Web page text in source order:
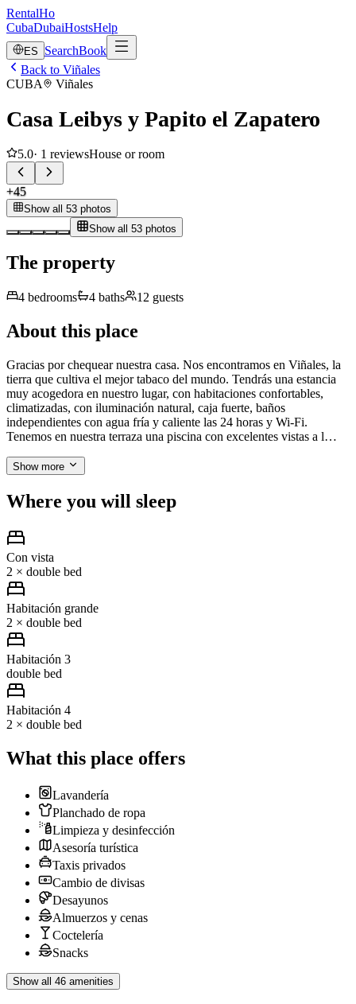
RentalHo
CubaDubaiHostsHelp
ES SearchBook
Back to Viñales
CUBA
Viñales
Casa Leibys y Papito el Zapatero
5.0· 1 reviewsHouse or room
+45
Show all 53 photos
Show all 53 photos
The property
4 bedrooms 4 baths 12 guests
About this place
Gracias por chequear nuestra casa. Nos encontramos en Viñales, la
tierra que cultiva el mejor tabaco del mundo. Tendrás una estancia
muy acogedora en nuestro lugar, con habitaciones confortables,
climatizadas, con iluminación natural, caja fuerte, baños
independientes con agua fría y caliente las 24 horas y Wi-Fi.
Tenemos en nuestra terraza una piscina con excelentes vistas a l…
Show more
Where you will sleep
Con vista
2 × double bed
Habitación grande
2 × double bed
Habitación 3
double bed
Habitación 4
2 × double bed
What this place offers
Lavandería
Planchado de ropa
Limpieza y desinfección
Asesoría turística
Taxis privados
Cambio de divisas
Desayunos
Almuerzos y cenas
Coctelería
Snacks
Show all 46 amenities